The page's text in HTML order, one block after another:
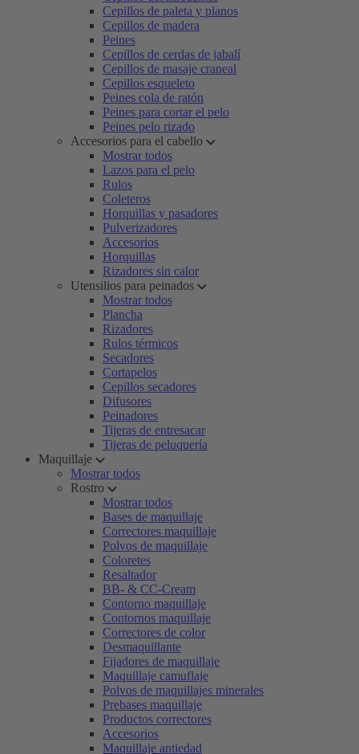
Cepillos de paleta y planos
Cepillos de madera
Peines
Cepillos de cerdas de jabalí
Cepillos de masaje craneal
Cepillos esqueleto
Peines cola de ratón
Peines para cortar el pelo
Peines pelo rizado
Accesorios para el cabello
Mostrar todos
Lazos para el pelo
Rulos
Coleteros
Horquillas y pasadores
Pulverizadores
Accesorios
Horquillas
Rizadores sin calor
Utensilios para peinados
Mostrar todos
Plancha
Rizadores
Rulos térmicos
Secadores
Cortapelos
Cepillos secadores
Difusores
Peinadores
Tijeras de entresacar
Tijeras de peluquería
Maquillaje
Mostrar todos
Rostro
Mostrar todos
Bases de maquillaje
Correctores maquillaje
Polvos de maquillaje
Coloretes
Resaltador
BB- & CC-Cream
Contorno maquillaje
Contornos maquillaje
Correctores de color
Desmaquillante
Fijadores de maquillaje
Maquillaje camuflaje
Polvos de maquillajes minerales
Prebases maquillaje
Productos correctores
Accesorios
Maquillaje antiedad